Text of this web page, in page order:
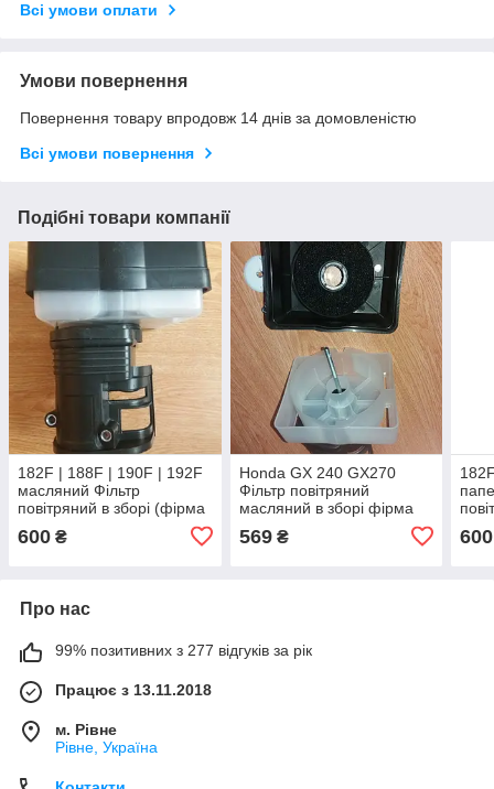
Всі умови оплати
Умови повернення
Повернення товару впродовж 14 днів за домовленістю
Всі умови повернення
Подібні товари компанії
182F | 188F | 190F | 192F
масляний Фільтр
повітряний в зборі (фірма
GX390 GX440
600 ₴
Honda GX 240 GX270
Фільтр повітряний
масляний в зборі фірма
TATA (Оригінал Тайвань)
569₴ 600
Про нас
99% позитивних з 277 відгуків за рік
Працює з 13.11.2018
м. Рівне
Рівне, Україна